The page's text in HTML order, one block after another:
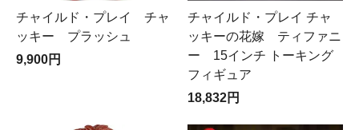
チャイルド・プレイ チャ
ッキー プラッシュ
9,900円
チャイルド・プレイ チャ
ッキーの花嫁 ティファニ
ー 15インチ トーキング
フィギュア
18,832円